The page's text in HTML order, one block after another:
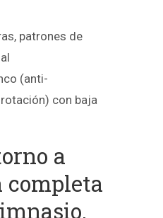
patrones de
(anti-
con baja
a
completa